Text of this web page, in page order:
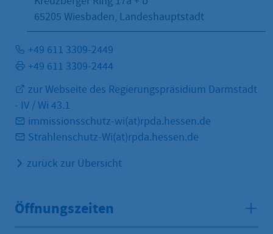
65205 Wiesbaden, Landeshauptstadt
+49 611 3309-2449
+49 611 3309-2444
zur Webseite des Regierungspräsidium Darmstadt
- IV / Wi 43.1
immissionsschutz-wi(at)rpda.hessen.de
Strahlenschutz-Wi(at)rpda.hessen.de
zurück zur Übersicht
Öffnungszeiten